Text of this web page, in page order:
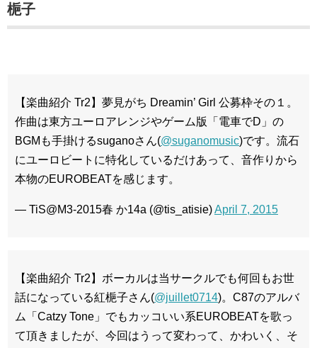
梔子
【楽曲紹介 Tr2】夢見がち Dreamin’ Girl 公募枠その１。
作曲は東方ユーロアレンジやゲーム版「電車でD」の
BGMも手掛けるsuganoさん(@suganomusic)です。流石
にユーロビートに特化しているだけあって、音作りから
本物のEUROBEATを感じます。
— TiS@M3-2015春 か14a (@tis_atisie)April 7, 2015
【楽曲紹介 Tr2】ボーカルは当サークルでも何回もお世
話になっている紅梔子さん(@juillet0714)。C87のアルバ
ム「Catzy Tone」でもカッコいい系EUROBEATを歌っ
て頂きましたが、今回はうって変わって、かわいく、そ